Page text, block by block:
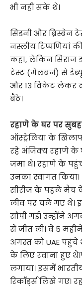
भी नहीं सके थे।
सिडनी और ब्रिस्बेन
नस्लीय टिप्पणियां
कहा, लेकिन सिराज
टेस्ट (मेलबर्न) से
और 13 विकेट लेकर
बैठे।
रहाणे के घर पर
ऑस्ट्रेलिया के
रहे अंजिक्य रहाणे के
जमा थे। रहाणे के
उनका स्वागत
सीरीज के पहले मैच के
लीव पर चले गए थे।
सौंपी गई। उन्होंने
से जीत ली। वे 5
अगस्त को UAE पहुंचे
के लिए रवाना हुए
लगाया। इसमें
रिकॉर्ड्स लिखे गए।